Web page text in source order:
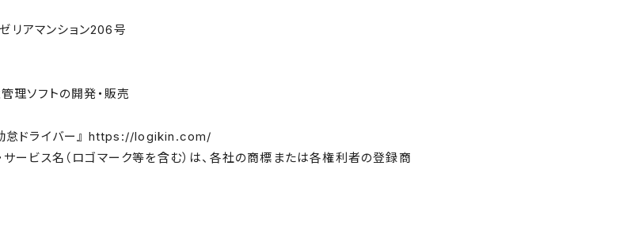
リアマンション206号
理ソフトの開発・販売
怠ドライバー』 https://logikin.com/
ービス名（ロゴマーク等を含む）は、各社の商標または各権利者の登録商